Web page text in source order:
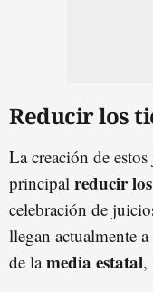
Reducir los
La creación de
principal reducir
celebración de
llegan actualmente
de lamedia estatal,